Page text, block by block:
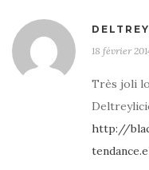
18 février
Très joli
http://